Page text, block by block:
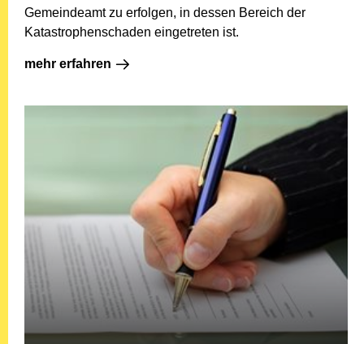
Gemeindeamt zu erfolgen, in dessen Bereich der
Katastrophenschaden eingetreten ist.
mehr erfahren mehr erfahren: Hilfe im Katastrophenfall